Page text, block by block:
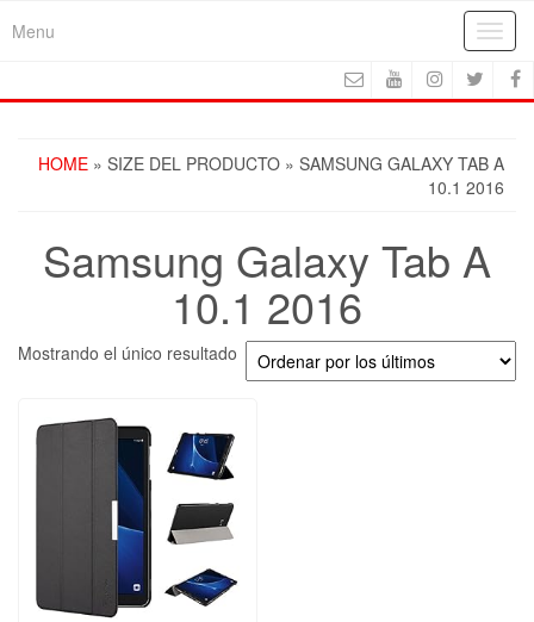
Menu
HOME » SIZE DEL PRODUCTO » SAMSUNG GALAXY TAB A
10.1 2016
Samsung Galaxy Tab A
10.1 2016
Mostrando el único resultado